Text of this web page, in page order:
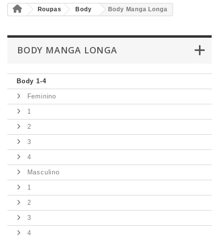
Roupas Body Body Manga Longa
BODY MANGA LONGA
Body 1-4
Feminino
1
2
3
4
Masculino
1
2
3
4